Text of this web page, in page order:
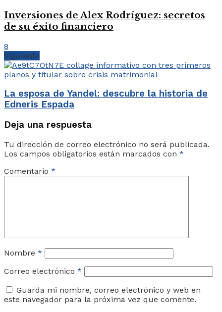
Inversiones de Alex Rodríguez: secretos
de su éxito financiero
8
Siguiente
La esposa de Yandel: descubre la historia de
Edneris Espada
Deja una respuesta
Tu dirección de correo electrónico no será publicada.
Los campos obligatorios están marcados con *
Comentario *
Nombre *
Correo electrónico *
Guarda mi nombre, correo electrónico y web en
este navegador para la próxima vez que comente.